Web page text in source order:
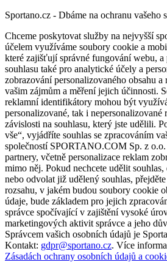
Sportano.cz - Dbáme na ochranu vašeho
Chceme poskytovat služby na nejvyšší
účelem využíváme soubory cookie a
které zajišťují správné fungování webu, a
souhlasu také pro analytické účely a
zobrazování personalizovaného obsahu
vašim zájmům a měření jejich účinnosti.
reklamní identifikátory mohou být
personalizované, tak i
závislosti na souhlasu, který jste udělili.
vše“, vyjádříte souhlas se zpracováním
společností SPORTANO.COM Sp. z
partnery, včetně personalizace reklam
mimo něj. Pokud nechcete udělit souhlas,
nebo odvolat již udělený souhlas,
rozsahu, v jakém budou soubory cookie
údaje, bude základem pro jejich
správce spočívající v zajištění vysoké
marketingových aktivit správce a jeho
Správcem vašich osobních údajů je
Kontakt: gdpr@sportano.cz. Více
Zásadách ochrany osobních údajů a